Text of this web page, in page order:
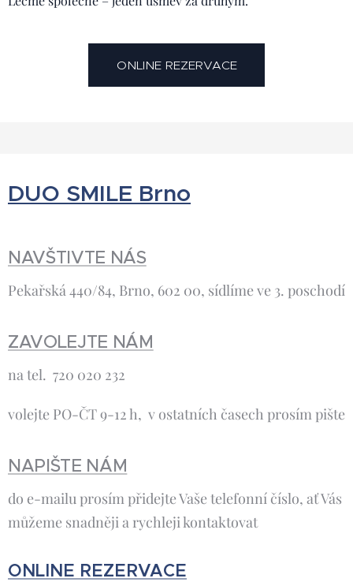
ONLINE REZERVACE
DUO SMILE Brno
NAVŠTIVTE NÁS
Pekařská 440/84, Brno, 602 00, sídlíme ve 3. poschodí
ZAVOLEJTE NÁM
na tel. 720 020 232
volejte PO-ČT 9-12 h, v ostatních časech prosím pište
NAPIŠTE NÁM
do e-mailu prosím přidejte Vaše telefonní číslo, ať Vás
můžeme snadněji a rychleji kontaktovat
ONLINE REZERVACE